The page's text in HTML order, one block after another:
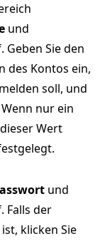
und
Geben Sie den
des Kontos ein,
soll, und
Wenn nur ein
Wert
und
Falls der
klicken Sie